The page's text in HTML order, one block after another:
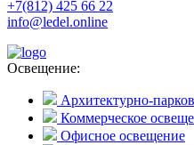
+7(812) 425 66 22
info@ledel.online
Освещение:
Архитектурно-
Коммерческое
Офисное освещение